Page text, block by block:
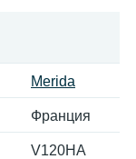
Merida
Франция
V120HA